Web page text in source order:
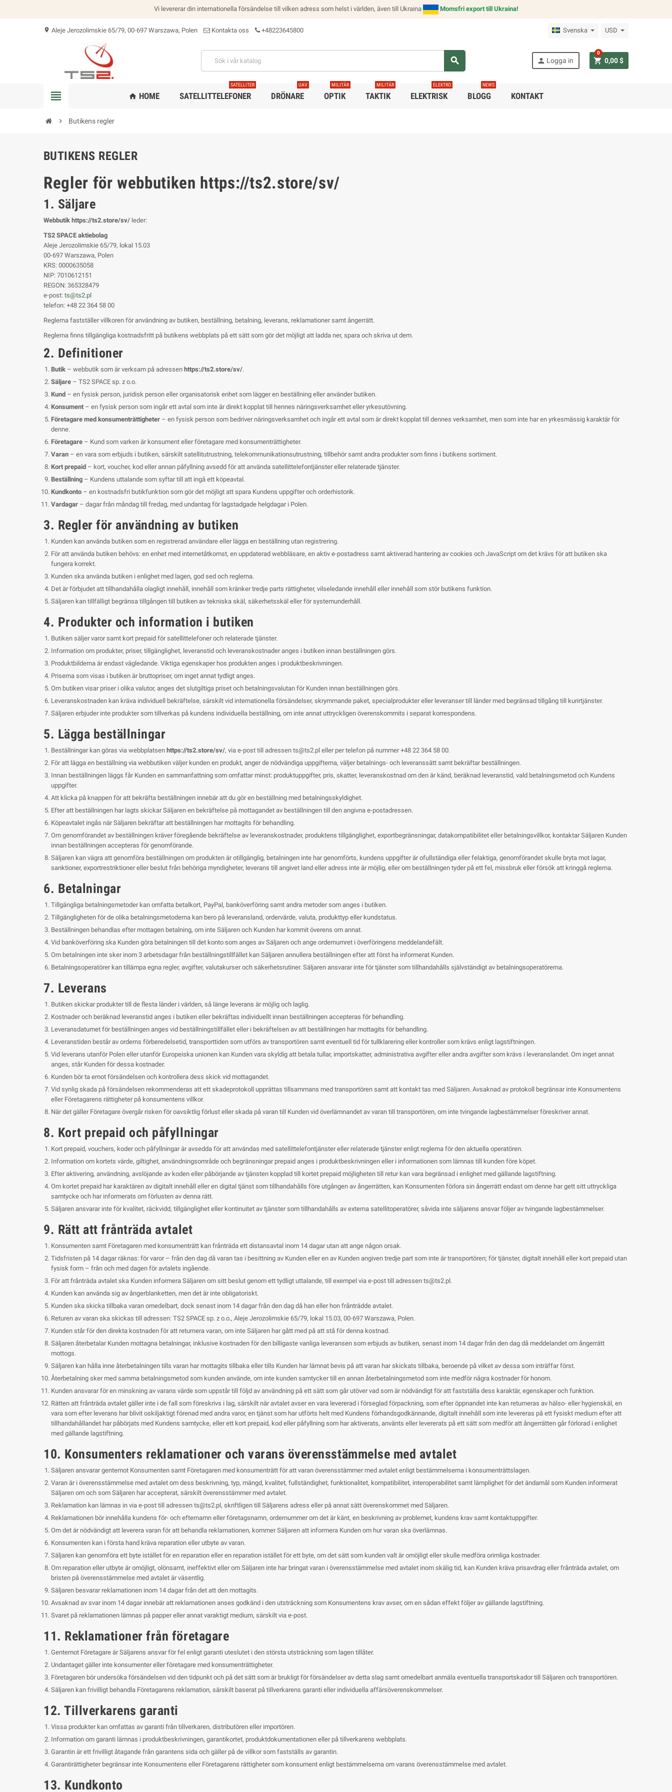
Vi levererar din internationella försändelse till vilken adress som helst i världen, även till Ukraina Momsfri export till Ukraina!
location_on Aleje Jerozolimskie 65/79, 00-697 Warszawa, Polen Kontakta oss +48223645800 Svenska USD
search person Logga in shopping_cart 0,00 $
0
view_headline home HOME SATELLITTELEFONER
SATELLITER
DRÖNARE
UAV
OPTIK
MILITÄR
TAKTIK
MILITÄR
ELEKTRISK
ELEKTRO
BLOGG
NEWS
KONTAKT
chevron_right Butikens regler
BUTIKENS REGLER
Regler för webbutiken https://ts2.store/sv/
1. Säljare
Webbutik https://ts2.store/sv/ leder:
TS2 SPACE aktiebolag
Aleje Jerozolimskie 65/79, lokal 15.03
00-697 Warszawa, Polen
KRS: 0000635058
NIP: 7010612151
REGON: 365328479
e-post: ts@ts2.pl
telefon: +48 22 364 58 00
Reglerna fastställer villkoren för användning av butiken, beställning, betalning, leverans, reklamationer samt ångerrätt.
Reglerna finns tillgängliga kostnadsfritt på butikens webbplats på ett sätt som gör det möjligt att ladda ner, spara och skriva ut dem.
2. Definitioner
Butik – webbutik som är verksam på adressen https://ts2.store/sv/.
Säljare – TS2 SPACE sp. z o.o.
Kund – en fysisk person, juridisk person eller organisatorisk enhet som lägger en beställning eller använder butiken.
Konsument – en fysisk person som ingår ett avtal som inte är direkt kopplat till hennes näringsverksamhet eller yrkesutövning.
Företagare med konsumenträttigheter – en fysisk person som bedriver näringsverksamhet och ingår ett avtal som är direkt kopplat till dennes verksamhet, men som inte har en yrkesmässig karaktär för
denne.
Företagare – Kund som varken är konsument eller företagare med konsumenträttigheter.
Varan – en vara som erbjuds i butiken, särskilt satellitutrustning, telekommunikationsutrustning, tillbehör samt andra produkter som finns i butikens sortiment.
Kort prepaid – kort, voucher, kod eller annan påfyllning avsedd för att använda satellittelefontjänster eller relaterade tjänster.
Beställning – Kundens uttalande som syftar till att ingå ett köpeavtal.
Kundkonto – en kostnadsfri butikfunktion som gör det möjligt att spara Kundens uppgifter och orderhistorik.
Vardagar – dagar från måndag till fredag, med undantag för lagstadgade helgdagar i Polen.
3. Regler för användning av butiken
Kunden kan använda butiken som en registrerad användare eller lägga en beställning utan registrering.
För att använda butiken behövs: en enhet med internetåtkomst, en uppdaterad webbläsare, en aktiv e-postadress samt aktiverad hantering av cookies och JavaScript om det krävs för att butiken ska
fungera korrekt.
Kunden ska använda butiken i enlighet med lagen, god sed och reglerna.
Det är förbjudet att tillhandahålla olagligt innehåll, innehåll som kränker tredje parts rättigheter, vilseledande innehåll eller innehåll som stör butikens funktion.
Säljaren kan tillfälligt begränsa tillgången till butiken av tekniska skäl, säkerhetsskäl eller för systemunderhåll.
4. Produkter och information i butiken
Butiken säljer varor samt kort prepaid för satellittelefoner och relaterade tjänster.
Information om produkter, priser, tillgänglighet, leveranstid och leveranskostnader anges i butiken innan beställningen görs.
Produktbilderna är endast vägledande. Viktiga egenskaper hos produkten anges i produktbeskrivningen.
Priserna som visas i butiken är bruttopriser, om inget annat tydligt anges.
Om butiken visar priser i olika valutor, anges det slutgiltiga priset och betalningsvalutan för Kunden innan beställningen görs.
Leveranskostnaden kan kräva individuell bekräftelse, särskilt vid internationella försändelser, skrymmande paket, specialprodukter eller leveranser till länder med begränsad tillgång till kurirtjänster.
Säljaren erbjuder inte produkter som tillverkas på kundens individuella beställning, om inte annat uttryckligen överenskommits i separat korrespondens.
5. Lägga beställningar
Beställningar kan göras via webbplatsen https://ts2.store/sv/, via e-post till adressen ts@ts2.pl eller per telefon på nummer +48 22 364 58 00.
För att lägga en beställning via webbutiken väljer kunden en produkt, anger de nödvändiga uppgifterna, väljer betalnings- och leveranssätt samt bekräftar beställningen.
Innan beställningen läggs får Kunden en sammanfattning som omfattar minst: produktuppgifter, pris, skatter, leveranskostnad om den är känd, beräknad leveranstid, vald betalningsmetod och Kundens
uppgifter.
Att klicka på knappen för att bekräfta beställningen innebär att du gör en beställning med betalningsskyldighet.
Efter att beställningen har lagts skickar Säljaren en bekräftelse på mottagandet av beställningen till den angivna e-postadressen.
Köpeavtalet ingås när Säljaren bekräftar att beställningen har mottagits för behandling.
Om genomförandet av beställningen kräver föregående bekräftelse av leveranskostnader, produktens tillgänglighet, exportbegränsningar, datakompatibilitet eller betalningsvillkor, kontaktar Säljaren Kunden
innan beställningen accepteras för genomförande.
Säljaren kan vägra att genomföra beställningen om produkten är otillgänglig, betalningen inte har genomförts, kundens uppgifter är ofullständiga eller felaktiga, genomförandet skulle bryta mot lagar,
sanktioner, exportrestriktioner eller beslut från behöriga myndigheter, leverans till angivet land eller adress inte är möjlig, eller om beställningen tyder på ett fel, missbruk eller försök att kringgå reglerna.
6. Betalningar
Tillgängliga betalningsmetoder kan omfatta betalkort, PayPal, banköverföring samt andra metoder som anges i butiken.
Tillgängligheten för de olika betalningsmetoderna kan bero på leveransland, ordervärde, valuta, produkttyp eller kundstatus.
Beställningen behandlas efter mottagen betalning, om inte Säljaren och Kunden har kommit överens om annat.
Vid banköverföring ska Kunden göra betalningen till det konto som anges av Säljaren och ange ordernumret i överföringens meddelandefält.
Om betalningen inte sker inom 3 arbetsdagar från beställningstillfället kan Säljaren annullera beställningen efter att först ha informerat Kunden.
Betalningsoperatörer kan tillämpa egna regler, avgifter, valutakurser och säkerhetsrutiner. Säljaren ansvarar inte för tjänster som tillhandahålls självständigt av betalningsoperatörerna.
7. Leverans
Butiken skickar produkter till de flesta länder i världen, så länge leverans är möjlig och laglig.
Kostnader och beräknad leveranstid anges i butiken eller bekräftas individuellt innan beställningen accepteras för behandling.
Leveransdatumet för beställningen anges vid beställningstillfället eller i bekräftelsen av att beställningen har mottagits för behandling.
Leveranstiden består av orderns förberedelsetid, transporttiden som utförs av transportören samt eventuell tid för tullklarering eller kontroller som krävs enligt lagstiftningen.
Vid leverans utanför Polen eller utanför Europeiska unionen kan Kunden vara skyldig att betala tullar, importskatter, administrativa avgifter eller andra avgifter som krävs i leveranslandet. Om inget annat
anges, står Kunden för dessa kostnader.
Kunden bör ta emot försändelsen och kontrollera dess skick vid mottagandet.
Vid synlig skada på försändelsen rekommenderas att ett skadeprotokoll upprättas tillsammans med transportören samt att kontakt tas med Säljaren. Avsaknad av protokoll begränsar inte Konsumentens
eller Företagarens rättigheter på konsumentens villkor.
När det gäller Företagare övergår risken för oavsiktlig förlust eller skada på varan till Kunden vid överlämnandet av varan till transportören, om inte tvingande lagbestämmelser föreskriver annat.
8. Kort prepaid och påfyllningar
Kort prepaid, vouchers, koder och påfyllningar är avsedda för att användas med satellittelefontjänster eller relaterade tjänster enligt reglerna för den aktuella operatören.
Information om kortets värde, giltighet, användningsområde och begränsningar prepaid anges i produktbeskrivningen eller i informationen som lämnas till kunden före köpet.
Efter aktivering, användning, avslöjande av koden eller påbörjande av tjänsten kopplad till kortet prepaid möjligheten till retur kan vara begränsad i enlighet med gällande lagstiftning.
Om kortet prepaid har karaktären av digitalt innehåll eller en digital tjänst som tillhandahålls före utgången av ångerrätten, kan Konsumenten förlora sin ångerrätt endast om denne har gett sitt uttryckliga
samtycke och har informerats om förlusten av denna rätt.
Säljaren ansvarar inte för kvalitet, räckvidd, tillgänglighet eller kontinuitet av tjänster som tillhandahålls av externa satellitoperatörer, såvida inte säljarens ansvar följer av tvingande lagbestämmelser.
9. Rätt att frånträda avtalet
Konsumenten samt Företagaren med konsumenträtt kan frånträda ett distansavtal inom 14 dagar utan att ange någon orsak.
Tidsfristen på 14 dagar räknas: för varor – från den dag då varan tas i besittning av Kunden eller en av Kunden angiven tredje part som inte är transportören; för tjänster, digitalt innehåll eller kort prepaid utan
fysisk form – från och med dagen för avtalets ingående.
För att frånträda avtalet ska Kunden informera Säljaren om sitt beslut genom ett tydligt uttalande, till exempel via e-post till adressen ts@ts2.pl.
Kunden kan använda sig av ångerblanketten, men det är inte obligatoriskt.
Kunden ska skicka tillbaka varan omedelbart, dock senast inom 14 dagar från den dag då han eller hon frånträdde avtalet.
Returen av varan ska skickas till adressen: TS2 SPACE sp. z o.o., Aleje Jerozolimskie 65/79, lokal 15.03, 00-697 Warszawa, Polen.
Kunden står för den direkta kostnaden för att returnera varan, om inte Säljaren har gått med på att stå för denna kostnad.
Säljaren återbetalar Kunden mottagna betalningar, inklusive kostnaden för den billigaste vanliga leveransen som erbjuds av butiken, senast inom 14 dagar från den dag då meddelandet om ångerrätt
mottogs.
Säljaren kan hålla inne återbetalningen tills varan har mottagits tillbaka eller tills Kunden har lämnat bevis på att varan har skickats tillbaka, beroende på vilket av dessa som inträffar först.
Återbetalning sker med samma betalningsmetod som kunden använde, om inte kunden samtycker till en annan återbetalningsmetod som inte medför några kostnader för honom.
Kunden ansvarar för en minskning av varans värde som uppstår till följd av användning på ett sätt som går utöver vad som är nödvändigt för att fastställa dess karaktär, egenskaper och funktion.
Rätten att frånträda avtalet gäller inte i de fall som föreskrivs i lag, särskilt när avtalet avser en vara levererad i förseglad förpackning, som efter öppnandet inte kan returneras av hälso- eller hygienskäl, en
vara som efter leverans har blivit oskiljaktigt förenad med andra varor, en tjänst som har utförts helt med Kundens förhandsgodkännande, digitalt innehåll som inte levereras på ett fysiskt medium efter att
tillhandahållandet har påbörjats med Kundens samtycke, eller ett kort prepaid, kod eller påfyllning som har aktiverats, använts eller levererats på ett sätt som medför att ångerrätten går förlorad i enlighet
med gällande lagstiftning.
10. Konsumenters reklamationer och varans överensstämmelse med avtalet
Säljaren ansvarar gentemot Konsumenten samt Företagaren med konsumenträtt för att varan överensstämmer med avtalet enligt bestämmelserna i konsumenträttslagen.
Varan är i överensstämmelse med avtalet om dess beskrivning, typ, mängd, kvalitet, fullständighet, funktionalitet, kompatibilitet, interoperabilitet samt lämplighet för det ändamål som Kunden informerat
Säljaren om och som Säljaren har accepterat, särskilt överensstämmer med avtalet.
Reklamation kan lämnas in via e-post till adressen ts@ts2.pl, skriftligen till Säljarens adress eller på annat sätt överenskommet med Säljaren.
Reklamationen bör innehålla kundens för- och efternamn eller företagsnamn, ordernummer om det är känt, en beskrivning av problemet, kundens krav samt kontaktuppgifter.
Om det är nödvändigt att leverera varan för att behandla reklamationen, kommer Säljaren att informera Kunden om hur varan ska överlämnas.
Konsumenten kan i första hand kräva reparation eller utbyte av varan.
Säljaren kan genomföra ett byte istället för en reparation eller en reparation istället för ett byte, om det sätt som kunden valt är omöjligt eller skulle medföra orimliga kostnader.
Om reparation eller utbyte är omöjligt, olönsamt, ineffektivt eller om Säljaren inte har bringat varan i överensstämmelse med avtalet inom skälig tid, kan Kunden kräva prisavdrag eller frånträda avtalet, om
bristen på överensstämmelse med avtalet är väsentlig.
Säljaren besvarar reklamationen inom 14 dagar från det att den mottagits.
Avsaknad av svar inom 14 dagar innebär att reklamationen anses godkänd i den utsträckning som Konsumentens krav avser, om en sådan effekt följer av gällande lagstiftning.
Svaret på reklamationen lämnas på papper eller annat varaktigt medium, särskilt via e-post.
11. Reklamationer från företagare
Gentemot Företagare är Säljarens ansvar för fel enligt garanti uteslutet i den största utsträckning som lagen tillåter.
Undantaget gäller inte konsumenter eller företagare med konsumenträttigheter.
Företagaren bör undersöka försändelsen vid den tidpunkt och på det sätt som är brukligt för försändelser av detta slag samt omedelbart anmäla eventuella transportskador till Säljaren och transportören.
Säljaren kan frivilligt behandla Företagarens reklamation, särskilt baserat på tillverkarens garanti eller individuella affärsöverenskommelser.
12. Tillverkarens garanti
Vissa produkter kan omfattas av garanti från tillverkaren, distributören eller importören.
Information om garanti lämnas i produktbeskrivningen, garantikortet, produktdokumentationen eller på tillverkarens webbplats.
Garantin är ett frivilligt åtagande från garantens sida och gäller på de villkor som fastställs av garantin.
Garantirättigheter begränsar inte Konsumentens eller Företagarens rättigheter som konsument enligt bestämmelserna om varans överensstämmelse med avtalet.
13. Kundkonto